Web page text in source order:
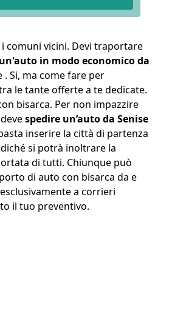
comuni vicini. Devi traportare
in modo economico da
Si, ma come fare per
le tante offerte a te dedicate.
bisarca. Per non impazzire
spedire un’auto da Senise
inserire la città di partenza
si potrà inoltrare la
di tutti. Chiunque può
di auto con bisarca da e
a corrieri
il tuo preventivo.